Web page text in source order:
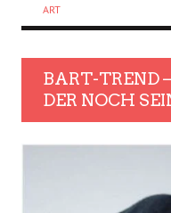
ART
BART-TREND
DER NOCH